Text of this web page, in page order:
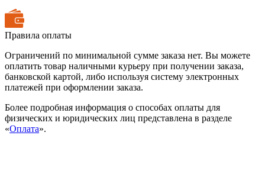
Правила оплаты
Ограничений по минимальной сумме заказа нет. Вы можете
оплатить товар наличными курьеру при получении заказа,
банковской картой, либо используя систему электронных
платежей при оформлении заказа.
Более подробная информация о способах оплаты для
физических и юридических лиц представлена в разделе
«Оплата».